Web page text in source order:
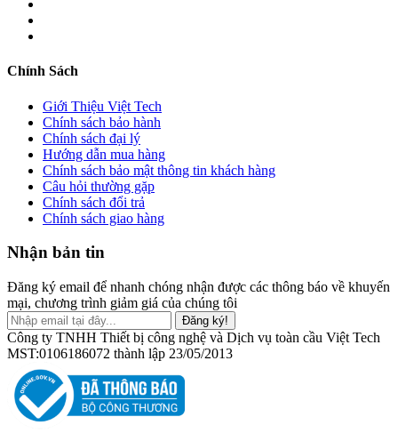
Chính Sách
Giới Thiệu Việt Tech
Chính sách bảo hành
Chính sách đại lý
Hướng dẫn mua hàng
Chính sách bảo mật thông tin khách hàng
Câu hỏi thường gặp
Chính sách đổi trả
Chính sách giao hàng
Nhận bản tin
Đăng ký email để nhanh chóng nhận được các thông báo về khuyến
mại, chương trình giảm giá của chúng tôi
Đăng ký!
Công ty TNHH Thiết bị công nghệ và Dịch vụ toàn cầu Việt Tech
MST:0106186072 thành lập 23/05/2013